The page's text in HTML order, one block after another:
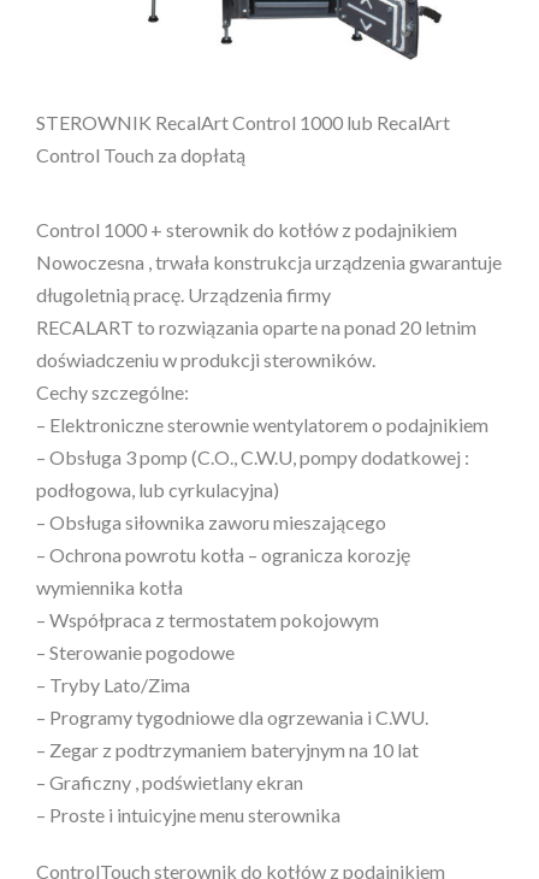
STEROWNIK RecalArt Control 1000 lub RecalArt
Control Touch za dopłatą
Control 1000 + sterownik do kotłów z podajnikiem
Nowoczesna , trwała konstrukcja urządzenia gwarantuje
długoletnią pracę. Urządzenia firmy
RECALART to rozwiązania oparte na ponad 20 letnim
doświadczeniu w produkcji sterowników.
Cechy szczególne:
– Elektroniczne sterownie wentylatorem o podajnikiem
– Obsługa 3 pomp (C.O., C.W.U, pompy dodatkowej :
podłogowa, lub cyrkulacyjna)
– Obsługa siłownika zaworu mieszającego
– Ochrona powrotu kotła – ogranicza korozję
wymiennika kotła
– Współpraca z termostatem pokojowym
– Sterowanie pogodowe
– Tryby Lato/Zima
– Programy tygodniowe dla ogrzewania i C.WU.
– Zegar z podtrzymaniem bateryjnym na 10 lat
– Graficzny , podświetlany ekran
– Proste i intuicyjne menu sterownika
ControlTouch sterownik do kotłów z podajnikiem